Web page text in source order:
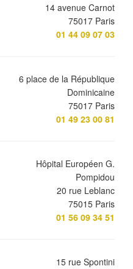
14 avenue Carnot
75017 Paris
01 44 09 07 03
6 place de la République
Dominicaine
75017 Paris
01 49 23 00 81
Hôpital Européen G.
Pompidou
20 rue Leblanc
75015 Paris
01 56 09 34 51
15 rue Spontini